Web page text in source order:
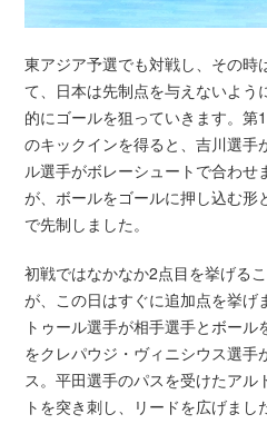
東アジア予選でも対戦し、その時
て、日本は先制点を与えないよ
的にゴールを狙っていきます。第
のキックインを得ると、吉川選手
ル選手がボレーシュートで合わ
が、ボールをゴールに押し込む形
で先制しました。
初戦ではなかなか2点目を挙げる
が、この日はすぐに追加点を挙
トゥール選手が相手選手とボー
をクレパウジ・ヴィニシウス選
ス。平田選手のパスを受けたアル
トを突き刺し、リードを広げまし